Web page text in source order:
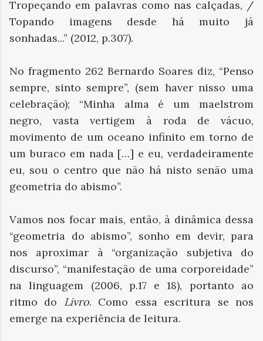
Tropeçando em palavras como nas calçadas, /
Topando imagens desde há muito já
sonhadas...” (2012, p.307).
No fragmento 262 Bernardo Soares diz, “Penso
sempre, sinto sempre”, (sem haver nisso uma
celebração); “Minha alma é um maelstrom
negro, vasta vertigem à roda de vácuo,
movimento de um oceano infinito em torno de
um buraco em nada […] e eu, verdadeiramente
eu, sou o centro que não há nisto senão uma
geometria do abismo”.
Vamos nos focar mais, então, à dinâmica dessa
“geometria do abismo”, sonho em devir, para
nos aproximar à “organização subjetiva do
discurso”, “manifestação de uma corporeidade”
na linguagem (2006, p.17 e 18), portanto ao
ritmo do Livro. Como essa escritura se nos
emerge na experiência de leitura.